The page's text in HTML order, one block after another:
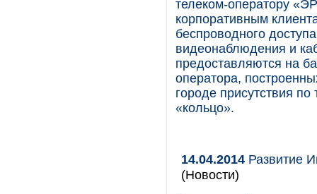
телеком-оператору
корпоративным
беспроводного
видеонаблюдения и
предоставляются на
оператора,
городе присутствия
«кольцо».
14.04.2014 Развитие
(Новости)